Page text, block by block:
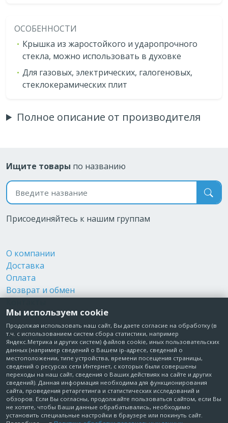
ОСОБЕННОСТИ
Крышка из жаростойкого и ударопрочного
стекла, можно использовать в духовке
Для газовых, электрических, галогеновых,
стеклокерамических плит
Полное описание от производителя
Ищите товары по названию
Поиск по названию
Присоединяйтесь к нашим группам
О компании
Доставка
Оплата
Возврат и обмен
Реквизиты
Публичная оферта
Пользовательское соглашение
Политика обработки персональных данных
Согласие на обработку персональных данных
Согласие на рекламные рассылки
+7 495 210-10-57
© Забота о Вас.ру
Мы используем cookie
Продолжая использовать наш сайт, Вы даете согласие на обработку (в
т.ч. с использованием систем сбора статистики, например
Яндекс.Метрика и других систем) файлов cookie, иных пользовательских
данных (например сведений о Вашем ip-адресе, сведений о
местоположении, типе устройства, времени посещения страницы,
сведений о ресурсах сети Интернет, с которых были совершены
переходы на наш сайт, сведения о Ваших действиях на сайте и других
сведений). Данная информация необходима для функционирования
сайта, проведения ретаргетинга и статистических исследований и
обзоров. Если Вы согласны, продолжайте пользоваться сайтом, если Вы
не хотите, чтобы Ваши данные обрабатывались, необходимо
установить специальные настройки в браузере или покинуть сайт.